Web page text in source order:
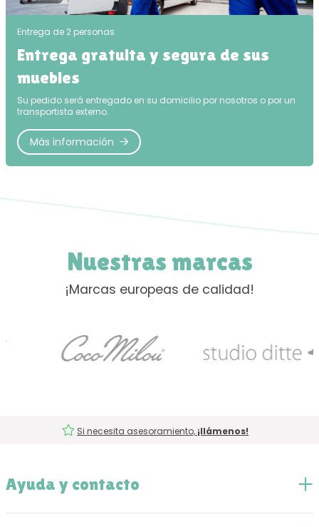
Entrega de 2 personas
Entrega gratuita y segura de sus
muebles
Su pedido será entregado en su domicilio por nosotros o por un
transportista externo.
Más información
Nuestras marcas
¡Marcas europeas de calidad!
Si necesita asesoramiento, ¡llámenos!
Ayuda y contacto